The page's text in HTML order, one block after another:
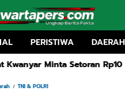
PERISTIWA DAERAH
Rakor MKKS dan
TNI & POLRI